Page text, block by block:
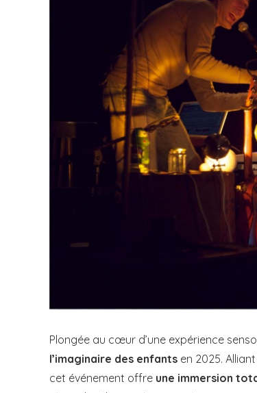
Plongée au cœur d’une expérience
l’imaginaire des enfants en 2025.
cet événement offre une immersion